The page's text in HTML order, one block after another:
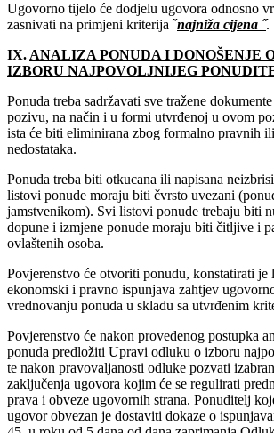
Ugovorno tijelo će dodjelu ugovora odnosno
zasnivati na primjeni kriterija ˝najniža cijena ˝.
IX. ANALIZA PONUDA I DONOŠENJE
IZBORU NAJPOVOLJNIJEG
Ponuda treba sadržavati sve tražene
pozivu, na način i u formi utvrđenoj u ovom
ista će biti eliminirana zbog formalno pravnih
nedostataka.
Ponuda treba biti otkucana ili napisana
listovi ponude moraju biti čvrsto uvezani
jamstvenikom). Svi listovi ponude trebaju biti
dopune i izmjene ponude moraju biti čitljive i
ovlaštenih osoba.
Povjerenstvo će otvoriti ponudu, konstatirati je
ekonomski i pravno ispunjava zahtjev
vrednovanju ponuda u skladu sa utvrđenim
Povjerenstvo će nakon provedenog postupka
ponuda predložiti Upravi odluku o izboru
te nakon pravovaljanosti odluke pozvati
zaključenja ugovora kojim će se regulirati
prava i obveze ugovornih strana. Ponuditelj
ugovor obvezan je dostaviti dokaze o